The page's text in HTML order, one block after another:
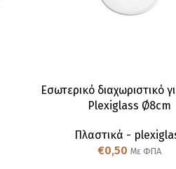
Εσωτερικό διαχωριστικό
Plexiglass Ø8cm
Πλαστικά -
€0,50 Με ΦΠΑ